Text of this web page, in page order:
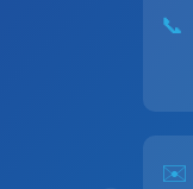
📞
✉️